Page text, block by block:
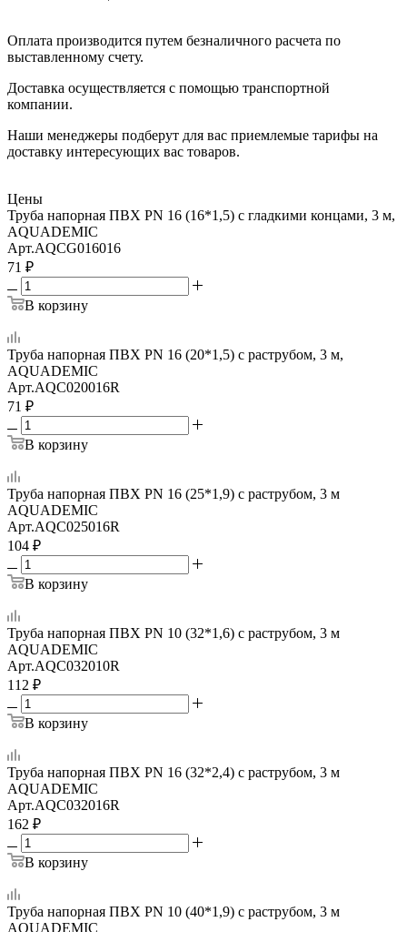
Оплата производится путем безналичного расчета по
выставленному счету.
Доставка осуществляется с помощью транспортной
компании.
Наши менеджеры подберут для вас приемлемые тарифы на
доставку интересующих вас товаров.
Цены
Труба напорная ПВХ PN 16 (16*1,5) с гладкими концами, 3 м,
AQUADEMIC
Арт.AQCG016016
71 ₽
В корзину
Труба напорная ПВХ PN 16 (20*1,5) с раструбом, 3 м,
AQUADEMIC
Арт.AQC020016R
71 ₽
В корзину
Труба напорная ПВХ PN 16 (25*1,9) с раструбом, 3 м
AQUADEMIC
Арт.AQC025016R
104 ₽
В корзину
Труба напорная ПВХ PN 10 (32*1,6) с раструбом, 3 м
AQUADEMIC
Арт.AQC032010R
112 ₽
В корзину
Труба напорная ПВХ PN 16 (32*2,4) с раструбом, 3 м
AQUADEMIC
Арт.AQC032016R
162 ₽
В корзину
Труба напорная ПВХ PN 10 (40*1,9) с раструбом, 3 м
AQUADEMIC